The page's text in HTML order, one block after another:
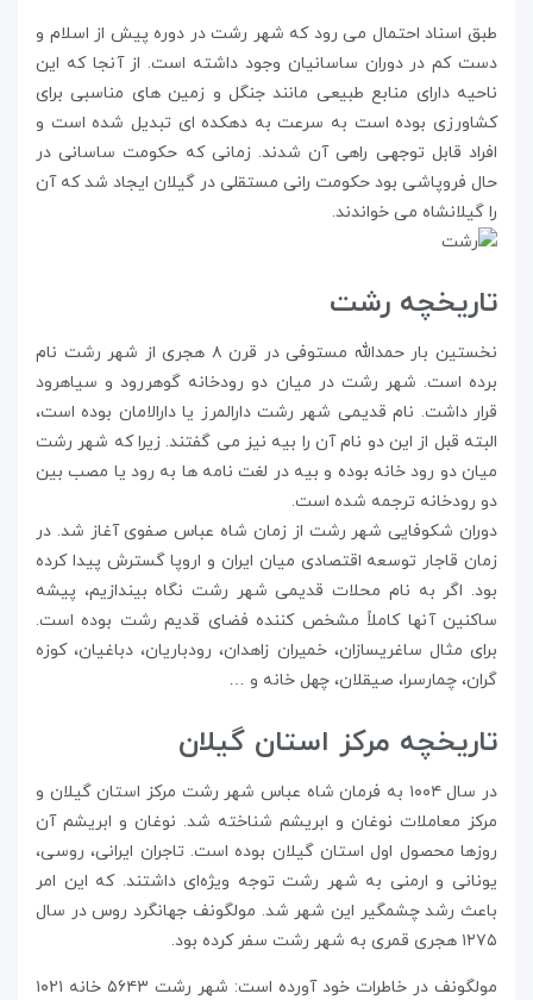
طبق اسناد احتمال می رود که شهر رشت در دوره پیش از اسلام و
دست کم در دوران ساسانیان وجود داشته است. از آنجا که این
ناحیه دارای منابع طبیعی مانند جنگل و زمین های مناسبی برای
کشاورزی بوده است به سرعت به دهکده ای تبدیل شده است و
افراد قابل توجهی راهی آن شدند. زمانی که حکومت ساسانی در
حال فروپاشی بود حکومت رانی مستقلی در گیلان ایجاد شد که آن
را گیلانشاه می خواندند.
تاریخچه رشت
نخستین بار حمدالله مستوفی در قرن ۸ هجری از شهر رشت نام
برده است. شهر رشت در میان دو رودخانه گوهررود و سیاهرود
قرار داشت. نام قدیمی شهر رشت دارالمرز یا دارالامان بوده است،
البته قبل از این دو نام آن را بیه نیز می گفتند. زیرا که شهر رشت
میان دو رود خانه بوده و بیه در لغت نامه ها به رود یا مصب بین
دو رودخانه ترجمه شده است.
دوران شکوفایی شهر رشت از زمان شاه عباس صفوی آغاز شد. در
زمان قاجار توسعه اقتصادی میان ایران و اروپا گسترش پیدا کرده
بود. اگر به نام محلات قدیمی شهر رشت نگاه‌ بیندازیم، پیشه
ساکنین آنها کاملاً مشخص کننده فضای قدیم رشت بوده است.
برای مثال ساغریسازان، خمیران زاهدان،‌ رودباریان، دباغیان، کوزه
گران، چمارسرا، صیقلان، چهل خانه و …
تاریخچه مرکز استان گیلان
در سال ۱۰۰۴ به فرمان شاه عباس شهر رشت مرکز استان گیلان و
مرکز معاملات نوغان و ابریشم شناخته شد. نوغان و ابریشم آن
روزها محصول اول استان گیلان بوده است. تاجران ایرانی، روسی،
یونانی و ارمنی به شهر رشت توجه ویژه‌ای داشتند. که این امر
باعث رشد چشمگیر این شهر شد. مولگونف جهانگرد روس در سال
۱۲۷۵ هجری قمری به شهر رشت سفر کرده بود.
مولگونف در خاطرات خود آورده است: شهر رشت ۵۶۴۳ خانه ۱۰۲۱